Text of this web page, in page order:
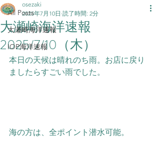
All Posts
大瀬崎海洋速報
IOP海洋速報
大瀬崎海洋速報
2025/7/10（木）
osezaki
2025年7月10日 読了時間: 2分
本日の天候は晴れのち雨。お店に戻り
ましたらすごい雨でした。
海の方は、全ポイント潜水可能。